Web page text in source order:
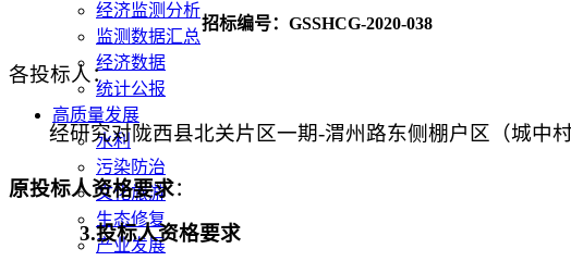
经济监测分析
监测数据汇总
经济数据
统计公报
高质量发展
水利
污染防治
文化旅游
生态修复
产业发展
招标编号： GSSHCG-2020-038
各投标人：
经研究对陇西县北关片区一期-渭州路东侧棚户区（城中
原投标人资格要求：
3.投标人资格要求